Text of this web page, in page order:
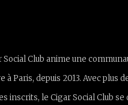
Social Club anime une
à Paris, depuis 2013. Avec plus
inscrits, le Cigar Social Club se